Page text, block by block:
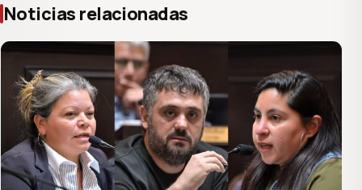
Noticias relacionadas